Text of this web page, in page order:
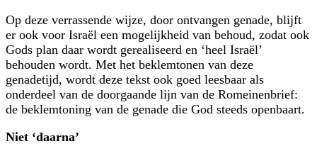
Op deze verrassende wijze, door ontvangen genade, blijft
er ook voor Israël een mogelijkheid van behoud, zodat ook
Gods plan daar wordt gerealiseerd en ‘heel Israël’
behouden wordt. Met het beklemtonen van deze
genadetijd, wordt deze tekst ook goed leesbaar als
onderdeel van de doorgaande lijn van de Romeinenbrief:
de beklemtoning van de genade die God steeds openbaart.
Niet ‘daarna’